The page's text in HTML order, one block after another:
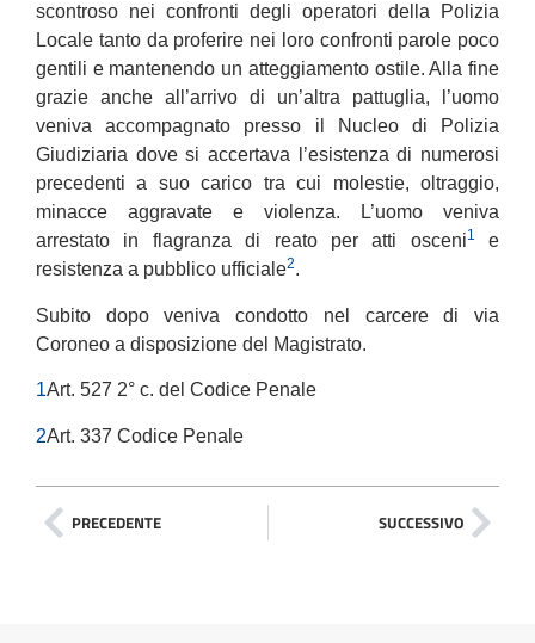
scontroso nei confronti degli operatori della Polizia
Locale tanto da proferire nei loro confronti parole poco
gentili e mantenendo un atteggiamento ostile. Alla fine
grazie anche all’arrivo di un’altra pattuglia, l’uomo
veniva accompagnato presso il Nucleo di Polizia
Giudiziaria dove si accertava l’esistenza di numerosi
precedenti a suo carico tra cui molestie, oltraggio,
minacce aggravate e violenza. L’uomo veniva
arrestato in flagranza di reato per atti osceni1
e
resistenza a pubblico ufficiale2.
Subito dopo veniva condotto nel carcere di via
Coroneo a disposizione del Magistrato.
1Art. 527 2° c. del Codice Penale
2Art. 337 Codice Penale
PRECEDENTE SUCCESSIVO